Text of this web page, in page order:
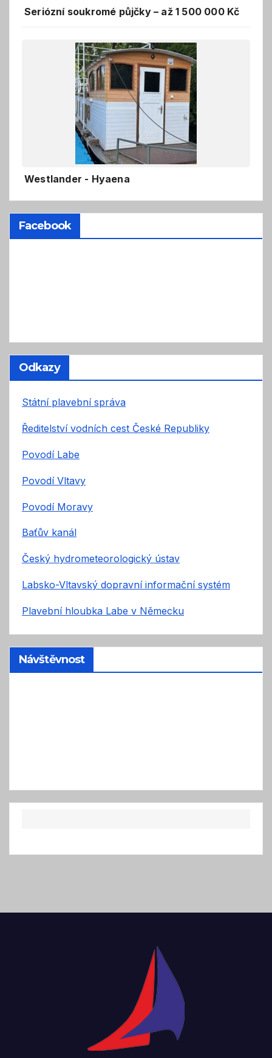
Seriózní soukromé půjčky – až 1 500 000 Kč
Westlander - Hyaena
Facebook
Odkazy
Státní plavební správa
Ředitelství vodních cest České Republiky
Povodí Labe
Povodí Vltavy
Povodí Moravy
Baťův kanál
Český hydrometeorologický ústav
Labsko-Vltavský dopravní informační systém
Plavební hloubka Labe v Německu
Návštěvnost